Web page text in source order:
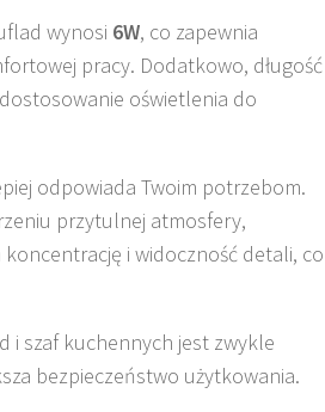
wynosi 6W, co zapewnia
pracy. Dodatkowo, długość
oświetlenia do
odpowiada Twoim potrzebom.
przytulnej atmosfery,
koncentrację i widoczność detali, co
i szaf kuchennych jest zwykle
bezpieczeństwo użytkowania.